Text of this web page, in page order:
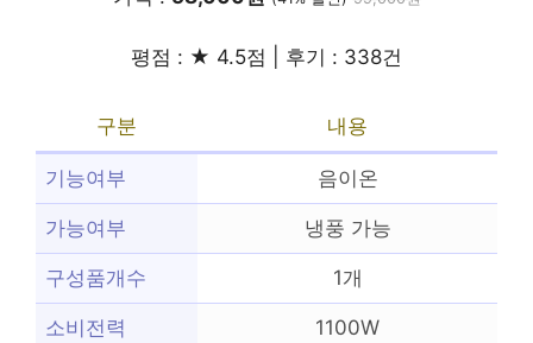
평점 : ★ 4.5점 | 후기 : 338건
구분 내용
기능여부 음이온
가능여부 냉풍 가능
구성품개수 1개
소비전력 1100W